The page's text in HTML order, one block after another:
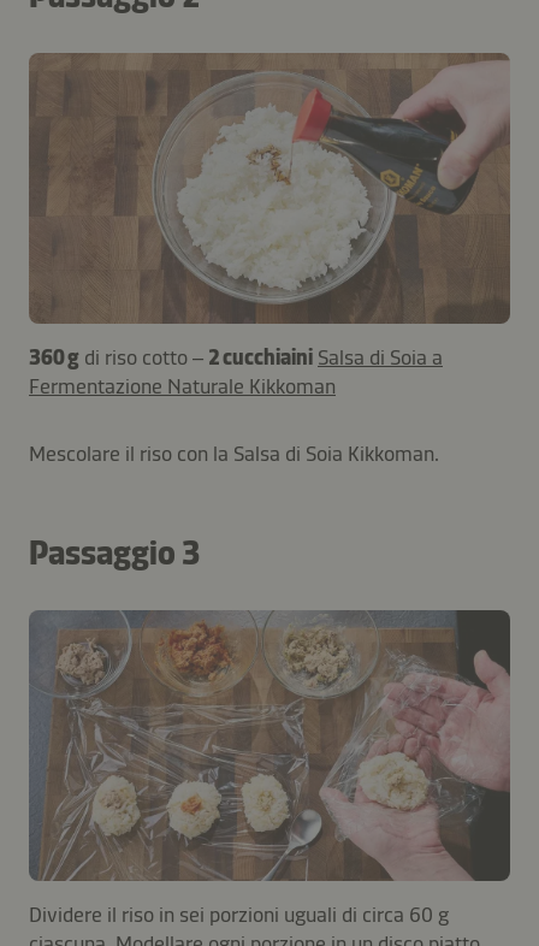
360 g di riso cotto – 2 cucchiaini Salsa di Soia a
Fermentazione Naturale Kikkoman
Mescolare il riso con la Salsa di Soia Kikkoman.
Passaggio 3
Dividere il riso in sei porzioni uguali di circa 60 g